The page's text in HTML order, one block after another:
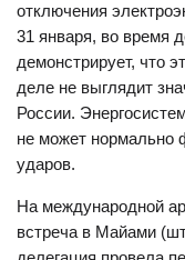
отключения
31 января, во время
демонстрирует, что
деле не выглядит
России.
не может нормально
ударов.
На международной
встреча в Майами